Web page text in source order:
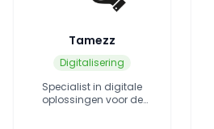
Tamezz
Digitalisering
Specialist in digitale
oplossingen voor de